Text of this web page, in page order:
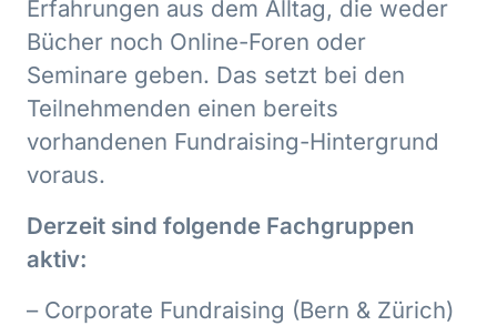
Erfahrungen aus dem Alltag, die weder
Bücher noch Online-Foren oder
Seminare geben. Das setzt bei den
Teilnehmenden einen bereits
vorhandenen Fundraising-Hintergrund
voraus.
Derzeit sind folgende Fachgruppen
aktiv:
– Corporate Fundraising (Bern & Zürich)